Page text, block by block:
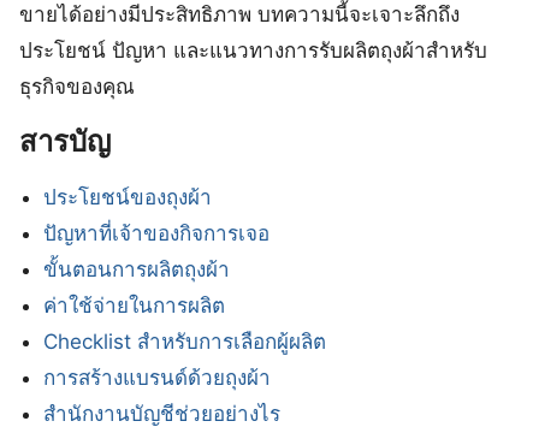
ขายได้อย่างมีประสิทธิภาพ บทความนี้จะเจาะลึกถึง
ประโยชน์ ปัญหา และแนวทางการรับผลิตถุงผ้าสำหรับ
ธุรกิจของคุณ
สารบัญ
ประโยชน์ของถุงผ้า
ปัญหาที่เจ้าของกิจการเจอ
ขั้นตอนการผลิตถุงผ้า
ค่าใช้จ่ายในการผลิต
Checklist สำหรับการเลือกผู้ผลิต
การสร้างแบรนด์ด้วยถุงผ้า
สำนักงานบัญชีช่วยอย่างไร